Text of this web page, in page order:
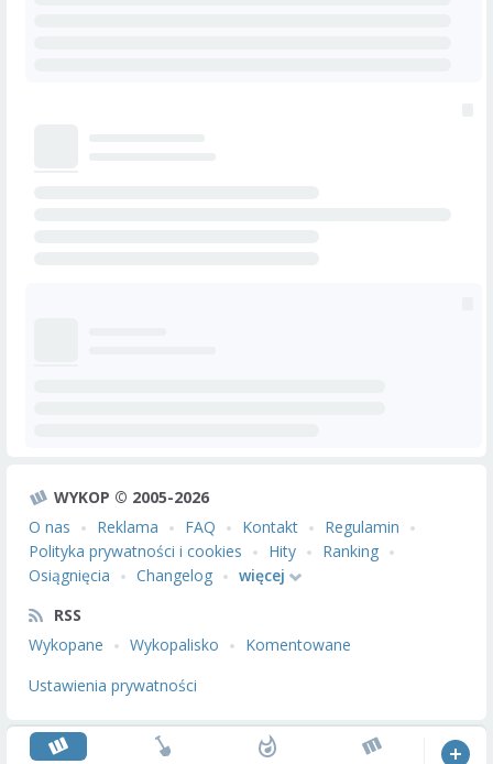
WYKOP © 2005-2026
O nas
Reklama FAQ Kontakt
Regulamin
Polityka prywatności i cookies
Hity
Ranking
Osiągnięcia
Changelog
więcej
RSS
Wykopane
Wykopalisko
Komentowane
Ustawienia prywatności